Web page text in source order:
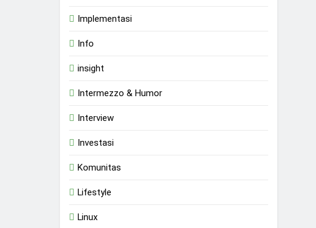
Implementasi
Info
insight
Intermezzo & Humor
Interview
Investasi
Komunitas
Lifestyle
Linux